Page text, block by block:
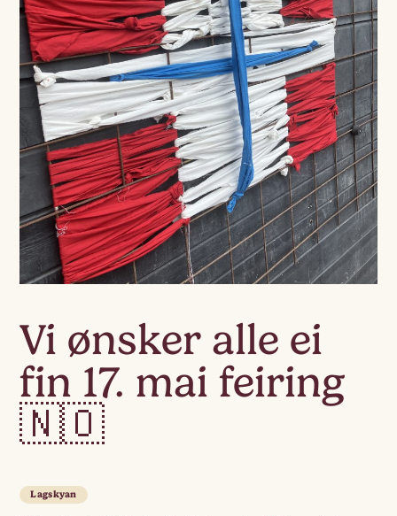
Vi ønsker alle ei
fin 17. mai feiring
🇳🇴
Lagskyan